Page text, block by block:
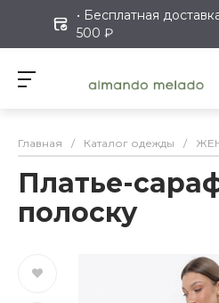
• Бесплатная
500 ₽
Главная / Каталог одежды /
Платье-
полоску